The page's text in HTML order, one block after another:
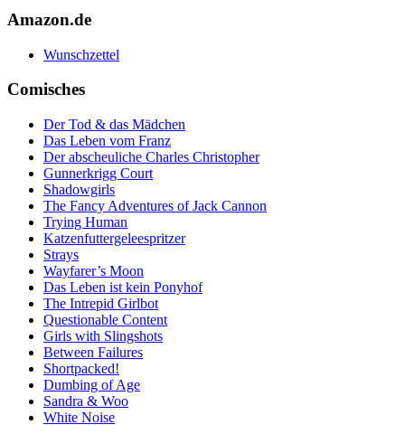
Amazon.de
Wunschzettel
Comisches
Der Tod & das Mädchen
Das Leben vom Franz
Der abscheuliche Charles Christopher
Gunnerkrigg Court
Shadowgirls
The Fancy Adventures of Jack Cannon
Trying Human
Katzenfuttergeleespritzer
Strays
Wayfarer’s Moon
Das Leben ist kein Ponyhof
The Intrepid Girlbot
Questionable Content
Girls with Slingshots
Between Failures
Shortpacked!
Dumbing of Age
Sandra & Woo
White Noise